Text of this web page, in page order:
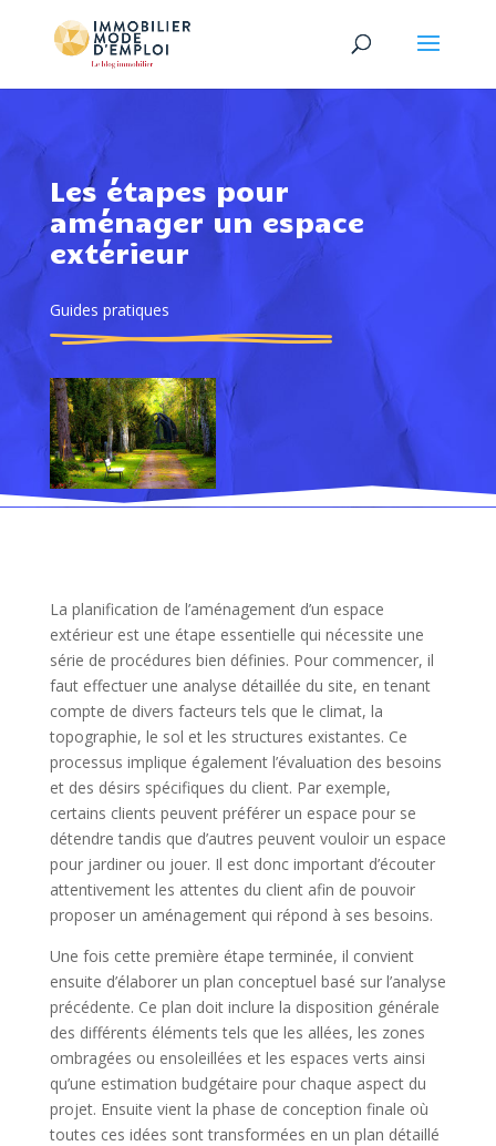
Les étapes pour
aménager un espace
extérieur
Guides pratiques
La planification de l’aménagement d’un espace
extérieur est une étape essentielle qui nécessite une
série de procédures bien définies. Pour commencer, il
faut effectuer une analyse détaillée du site, en tenant
compte de divers facteurs tels que le climat, la
topographie, le sol et les structures existantes. Ce
processus implique également l’évaluation des besoins
et des désirs spécifiques du client. Par exemple,
certains clients peuvent préférer un espace pour se
détendre tandis que d’autres peuvent vouloir un espace
pour jardiner ou jouer. Il est donc important d’écouter
attentivement les attentes du client afin de pouvoir
proposer un aménagement qui répond à ses besoins.
Une fois cette première étape terminée, il convient
ensuite d’élaborer un plan conceptuel basé sur l’analyse
précédente. Ce plan doit inclure la disposition générale
des différents éléments tels que les allées, les zones
ombragées ou ensoleillées et les espaces verts ainsi
qu’une estimation budgétaire pour chaque aspect du
projet. Ensuite vient la phase de conception finale où
toutes ces idées sont transformées en un plan détaillé